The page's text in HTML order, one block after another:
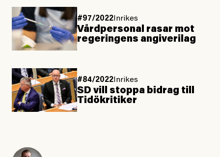
#97/2022Inrikes
Vårdpersonal rasar mot
regeringens angiverilag
#84/2022 Inrikes
SD vill stoppa bidrag till
Tidökritiker